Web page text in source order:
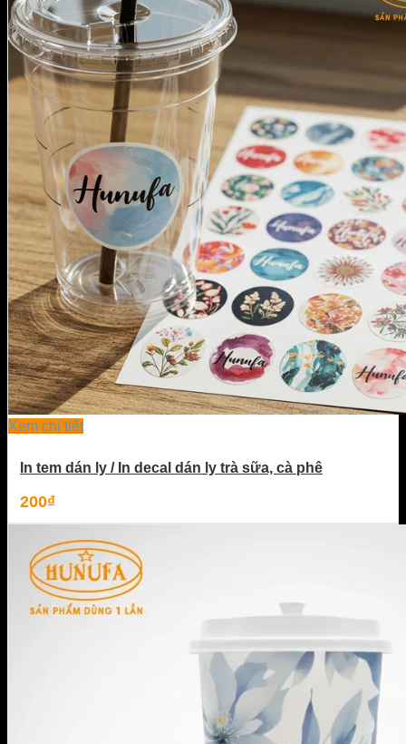
Xem chi tiết
In tem dán ly / In decal dán ly trà sữa, cà phê
200₫